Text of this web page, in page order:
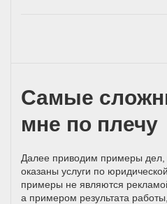
Самые
мне по плечу
Далее приводим примеры
оказаны услуги по
примеры не являются
а примером результата